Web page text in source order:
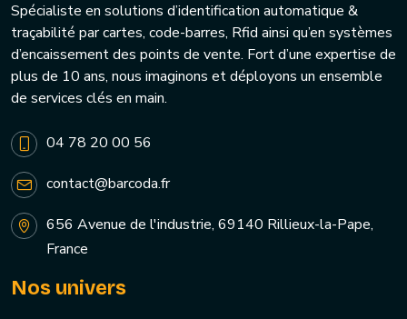
Spécialiste en solutions d’identification automatique &
traçabilité par cartes, code-barres, Rfid ainsi qu’en systèmes
d’encaissement des points de vente. Fort d’une expertise de
plus de 10 ans, nous imaginons et déployons un ensemble
de services clés en main.
04 78 20 00 56
contact@barcoda.fr
656 Avenue de l'industrie, 69140 Rillieux-la-Pape,
France
Nos univers